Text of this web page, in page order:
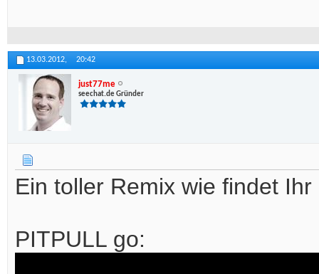
13.03.2012, 20:42
just77me
seechat.de Gründer
Ein toller Remix wie findet
PITPULL go: